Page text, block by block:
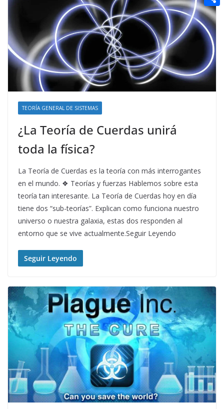
TEORÍA GENERAL DE SISTEMAS
¿La Teoría de Cuerdas unirá
toda la física?
La Teoría de Cuerdas es la teoría con más interrogantes
en el mundo. ❖ Teorías y fuerzas Hablemos sobre esta
teoría tan interesante. La Teoría de Cuerdas hoy en día
tiene dos “sub-teorías”. Explican como funciona nuestro
universo o nuestra galaxia, estas dos responden al
entorno que se vive actualmente.Seguir Leyendo
Seguir Leyendo
n
g
e
r
e
r
e
r
s
t
a
i
l
e
d
d
i
t
C
o
m
p
a
r